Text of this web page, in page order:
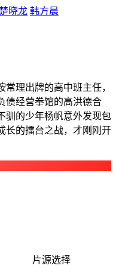
楚晓龙 韩方晨
理出牌的高中班主任，
债经营拳馆的高洪德合
驯的少年杨帆意外发现包
长的擂台之战，才刚刚开
片源选择